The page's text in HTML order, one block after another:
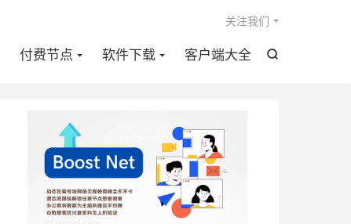

付费节点 软件下载 客户端大全
关注我们